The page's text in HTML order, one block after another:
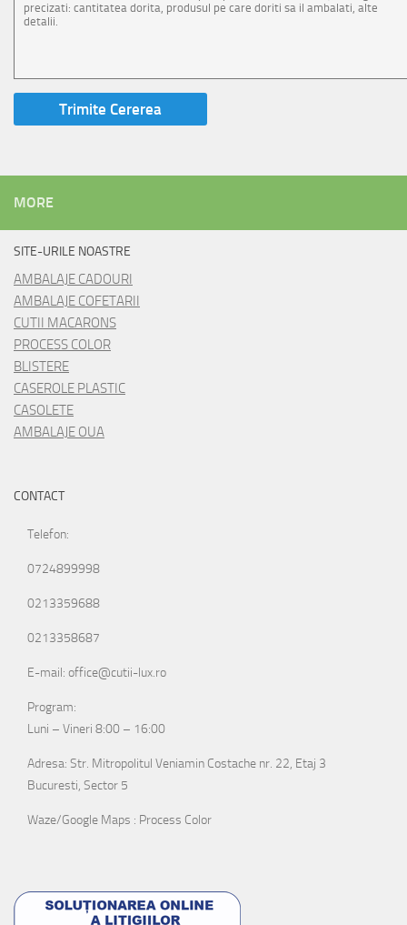
MORE
SITE-URILE NOASTRE
AMBALAJE CADOURI
AMBALAJE COFETARII
CUTII MACARONS
PROCESS COLOR
BLISTERE
CASEROLE PLASTIC
CASOLETE
AMBALAJE OUA
CONTACT
Telefon:
0724899998
0213359688
0213358687
E-mail: office@cutii-lux.ro
Program:
Luni – Vineri 8:00 – 16:00
Adresa: Str. Mitropolitul Veniamin Costache nr. 22, Etaj 3
Bucuresti, Sector 5
Waze/Google Maps : Process Color